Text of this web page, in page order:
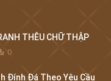
THÊU CHỮ THẬP
0
Đính Đá Theo Yêu Cầu